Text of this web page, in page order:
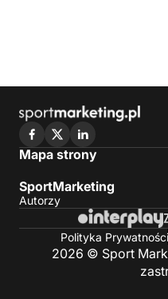
Mapa strony
SportMarketing
Autorzy
Polityka Prywatności
2026 © Sport